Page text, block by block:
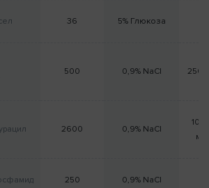
36 5% Глюкоза
500 0,9% NaCl 250
2600 0,9% NaCl
мл
250 0,9% NaCl